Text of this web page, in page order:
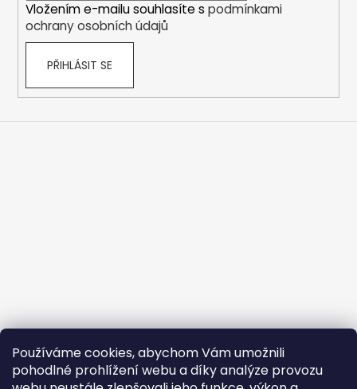
Používáme cookies, abychom Vám umožnili
pohodlné prohlížení webu a díky analýze provozu
Vložením e-mailu souhlasíte s podmínkami
ochrany osobních údajů
PŘIHLÁSIT SE